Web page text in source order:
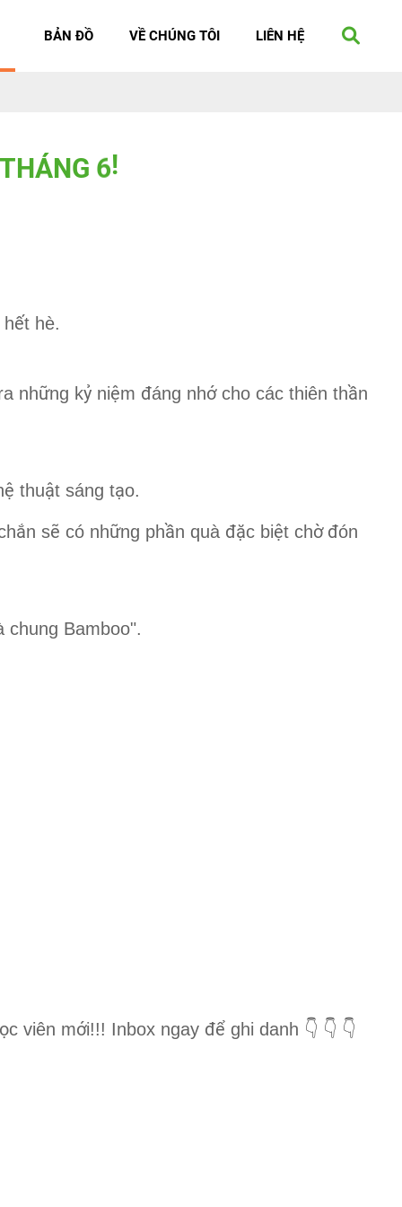
BẢN ĐỒ VỀ CHÚNG TÔI LIÊN HỆ
THÁNG 6!
hết hè.
những kỷ niệm đáng nhớcho các thiên thần
ệ thuật sáng tạo.
ắn sẽ có những phần quà đặc biệt chờ đón
chung Bamboo".
ọc viên mới!!! Inbox ngay để ghi danh 👇 👇 👇